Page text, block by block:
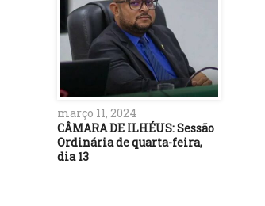
março 11, 2024
CÂMARA DE ILHÉUS: Sessão
Ordinária de quarta-feira,
dia 13